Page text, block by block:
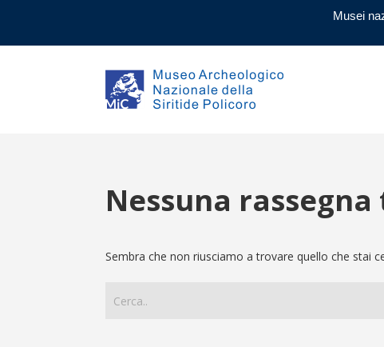
Musei
Nessuna
Sembra che non riusciamo a trovare quello che stai